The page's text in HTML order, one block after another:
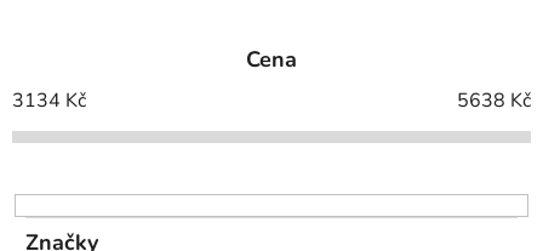
í
p
o
d
Cena
3134 Kč 5638 Kč
Značky